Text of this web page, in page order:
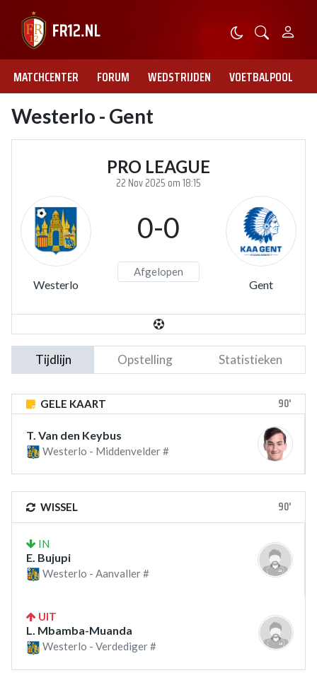
MATCHCENTER FORUM WEDSTRIJDEN VOETBALPOOL
Westerlo - Gent
PRO LEAGUE
22 Nov 2025 om 18:15
Westerlo
0-0
Afgelopen
Gent
Tijdlijn Opstelling Statistieken
GELE KAART 90'
T. Van den Keybus
Westerlo - Middenvelder #
WISSEL 90'
IN
E. Bujupi
Westerlo - Aanvaller #
UIT
L. Mbamba-Muanda
Westerlo - Verdediger #